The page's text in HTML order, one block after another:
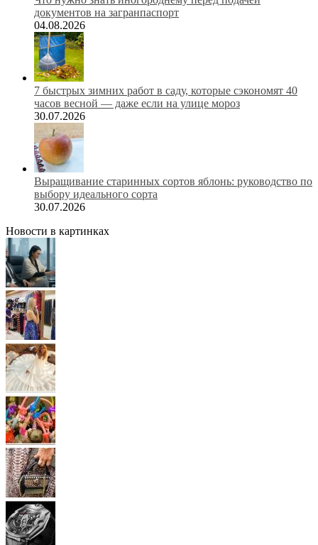
документов на загранпаспорт
04.08.2026
7 быстрых зимних работ в саду, которые сэкономят 40
часов весной — даже если на улице мороз
30.07.2026
Выращивание старинных сортов яблонь: руководство по
выбору идеального сорта
30.07.2026
Новости в картинках